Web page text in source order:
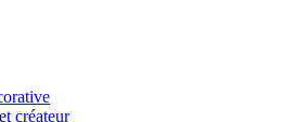
créateur